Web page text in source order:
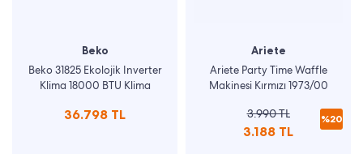
Beko
Beko 31825 Ekolojik Inverter
Klima 18000 BTU Klima
36.798 TL
Ariete
Ariete Party Time Waffle
Makinesi Kırmızı 1973/00
3.990 TL
3.188 TL
%20